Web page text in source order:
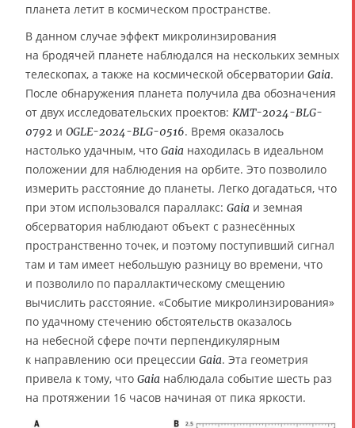
планета летит в космическом пространстве.
В данном случае эффект микролинзирования
на бродячей планете наблюдался на нескольких земных
телескопах, а также на космической обсерватории Gaia.
После обнаружения планета получила два обозначения
от двух исследовательских проектов: KMT-2024-BLG-
0792 и OGLE-2024-BLG-0516. Время оказалось
настолько удачным, что Gaia находилась в идеальном
положении для наблюдения на орбите. Это позволило
измерить расстояние до планеты. Легко догадаться, что
при этом использовался параллакс: Gaia и земная
обсерватория наблюдают объект с разнесённых
пространственно точек, и поэтому поступивший сигнал
там и там имеет небольшую разницу во времени, что
и позволило по параллактическому смещению
вычислить расстояние. «Событие микролинзирования»
по удачному стечению обстоятельств оказалось
на небесной сфере почти перпендикулярным
к направлению оси прецессии Gaia. Эта геометрия
привела к тому, что Gaia наблюдала событие шесть раз
на протяжении 16 часов начиная от пика яркости.